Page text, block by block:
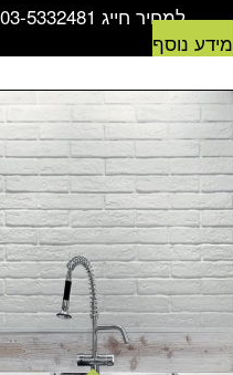
למחיר חייג 03-5332481
מידע נוסף